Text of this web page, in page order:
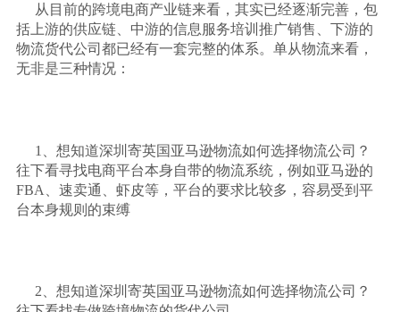
从目前的跨境电商产业链来看，其实已经逐渐完善，包
括上游的供应链、中游的信息服务培训推广销售、下游的
物流货代公司都已经有一套完整的体系。单从物流来看，
无非是三种情况：
1、想知道深圳寄英国亚马逊物流如何选择物流公司？
往下看寻找电商平台本身自带的物流系统，例如亚马逊的
FBA、速卖通、虾皮等，平台的要求比较多，容易受到平
台本身规则的束缚
2、想知道深圳寄英国亚马逊物流如何选择物流公司？